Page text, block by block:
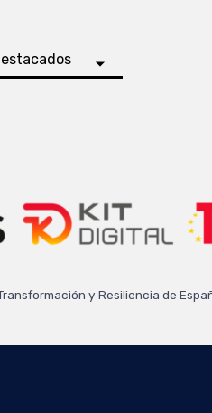
y Resiliencia de